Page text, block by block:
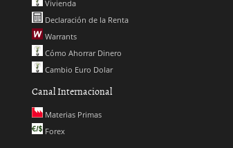
Vivienda
Declaración de la Renta
Warrants
Cómo Ahorrar Dinero
Cambio Euro Dolar
Canal Internacional
Materias Primas
Forex